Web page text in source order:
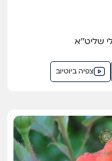
צפיה ביוטיוב